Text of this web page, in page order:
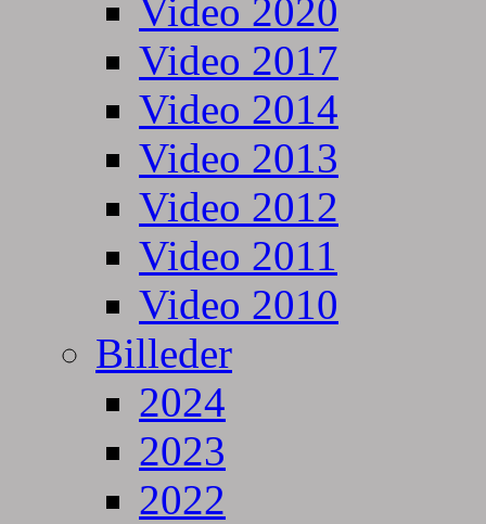
Video 2020
Video 2017
Video 2014
Video 2013
Video 2012
Video 2011
Video 2010
Billeder
2024
2023
2022